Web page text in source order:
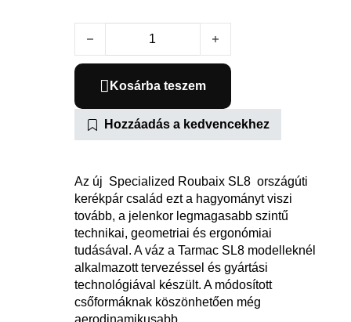
Kosárba teszem
Hozzáadás a kedvencekhez
Az új Specialized Roubaix SL8 országúti
kerékpár család ezt a hagyományt viszi
tovább, a jelenkor legmagasabb szintű
technikai, geometriai és ergonómiai
tudásával. A váz a Tarmac SL8 modelleknél
alkalmazott tervezéssel és gyártási
technológiával készült. A módosított
csőformáknak köszönhetően még
aerodinamikusabb